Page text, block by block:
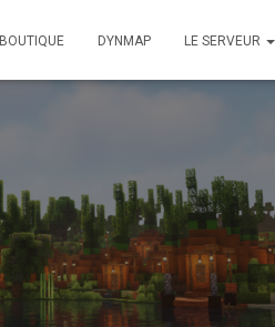
BOUTIQUE DYNMAP LE SERVEUR